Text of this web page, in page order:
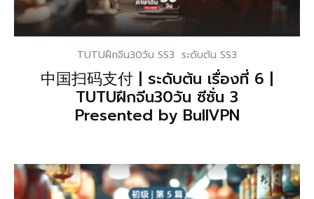
TUTUฝึกจีน30วัน SS3 ระดับต้น SS3
中国扫码支付 | ระดับต้น เรื่องที่ 6 |
TUTUฝึกจีน30วัน ซีซั่น 3
Presented by BullVPN